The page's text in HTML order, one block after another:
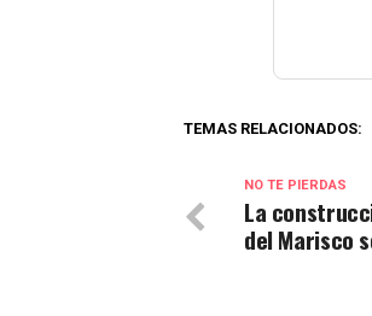
TEMAS RELACIONADOS:
NO TE PIERDAS
La
del Marisco